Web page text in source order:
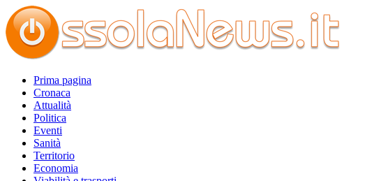
Prima pagina
Cronaca
Attualità
Politica
Eventi
Sanità
Territorio
Economia